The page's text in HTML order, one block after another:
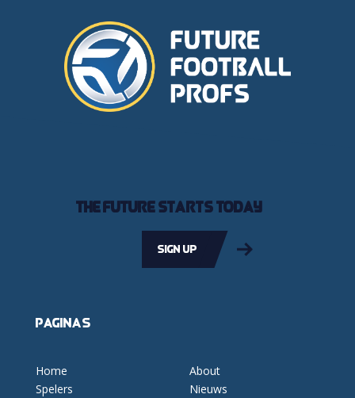
The future starts today
Sign up
Pagina's
Home
Spelers
About
Nieuws